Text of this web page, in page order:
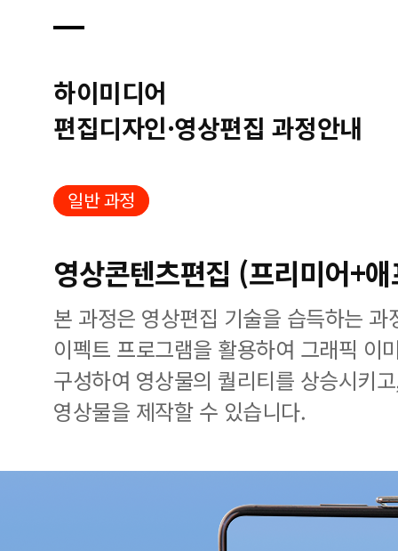
하이미디어
편집디자인·영상편집 과정안내
일반 과정
영상콘텐츠편집 (프리미어+
본 과정은 영상편집 기술을 습득하는
이펙트 프로그램을 활용하여 그래픽 이
구성하여 영상물의 퀄리티를 상승시키
영상물을 제작할 수 있습니다.